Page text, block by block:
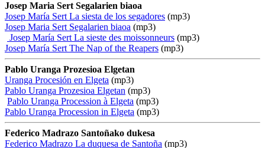
Josep Maria Sert Segalarien biaoa
Josep María Sert La siesta de los segadores (mp3)
Josep Maria Sert Segalarien biaoa (mp3)
Josep María Sert La sieste des moissonneurs (mp3)
Josep María Sert The Nap of the Reapers (mp3)
Pablo Uranga Prozesioa Elgetan
Uranga Procesión en Elgeta (mp3)
Pablo Uranga Prozesioa Elgetan (mp3)
Pablo Uranga Procession à Elgeta (mp3)
Pablo Uranga Procession in Elgeta (mp3)
Federico Madrazo Santoñako dukesa
Federico Madrazo La duquesa de Santoña (mp3)